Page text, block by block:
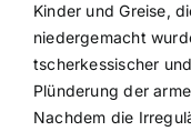
Kinder und Greise,
niedergemacht
tscherkessischer
Plünderung der
Nachdem die